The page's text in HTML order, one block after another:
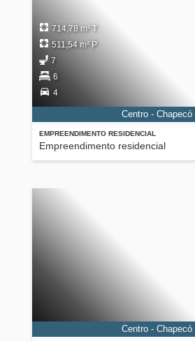
EMPREENDIMENTO RESIDENCIAL
Empreendimento residencial
714,78 m² T
511,54 m² P
7
6
4
Centro - Chapecó
Centro - Chapecó